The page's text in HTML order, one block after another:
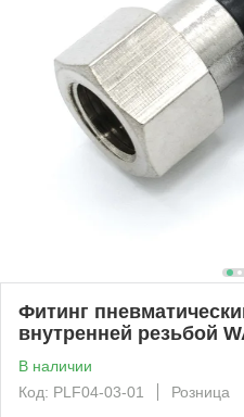
Фитинг
внутренней резьбой
В наличии
Код: PLF04-03-01
Розница